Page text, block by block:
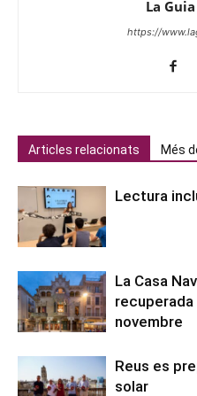
La
https://
Articles relacionats Més
Lectura
La Casa
novembre
Reus es
solar